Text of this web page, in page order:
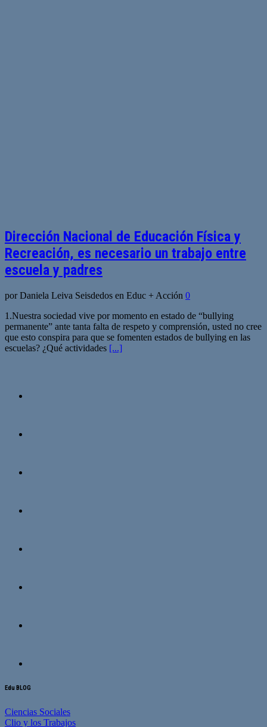
Dirección Nacional de Educación Física y
Recreación, es necesario un trabajo entre
escuela y padres
por Daniela Leiva Seisdedos en Educ + Acción 0
1.Nuestra sociedad vive por momento en estado de “bullying
permanente” ante tanta falta de respeto y comprensión, usted no cree
que esto conspira para que se fomenten estados de bullying en las
escuelas? ¿Qué actividades [...]
Edu BLOG
Ciencias Sociales
Clio y los Trabajos